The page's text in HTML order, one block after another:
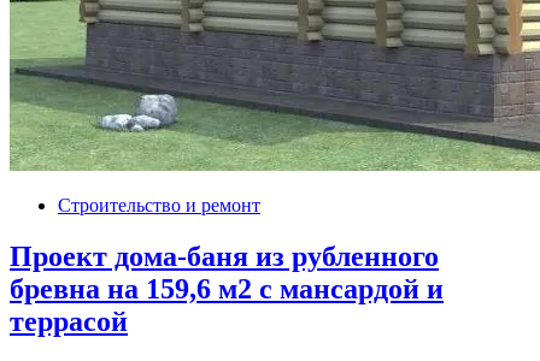
Строительство и ремонт
Проект дома-баня из рубленного
бревна на 159,6 м2 с мансардой и
террасой